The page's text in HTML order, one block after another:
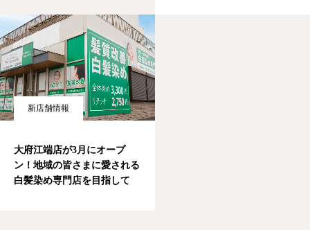
新店舗情報
大府江端店が3月にオープ
ン！地域の皆さまに愛される
白髪染め専門店を目指して